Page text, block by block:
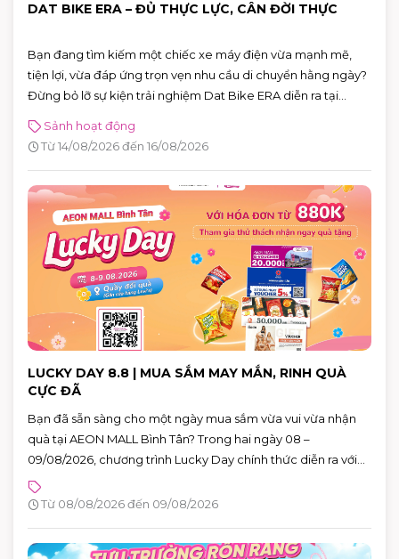
DAT BIKE ERA – ĐỦ THỰC LỰC, CÂN ĐỜI THỰC
Bạn đang tìm kiếm một chiếc xe máy điện vừa mạnh mẽ,
tiện lợi, vừa đáp ứng trọn vẹn nhu cầu di chuyển hằng ngày?
Đừng bỏ lỡ sự kiện trải nghiệm Dat Bike ERA diễn ra tại
tiếp khám phá những mẫu xe điện thế hệ mới, đăng ký lái
thử và nhận nhiều phần quà hấp dẫn.
Sảnh hoạt động
Từ 14/08/2026 đến 16/08/2026
LUCKY DAY 8.8 | MUA SẮM MAY MẮN, RINH QUÀ
CỰC ĐÃ
Bạn đã sẵn sàng cho một ngày mua sắm vừa vui vừa nhận
quà tại AEON MALL Bình Tân? Trong hai ngày 08 –
09/08/2026, chương trình Lucky Day chính thức diễn ra với
hàng loạt phần quà hấp dẫn dành cho khách hàng có hóa
đơn từ 880.000 VNĐ.
Từ 08/08/2026 đến 09/08/2026